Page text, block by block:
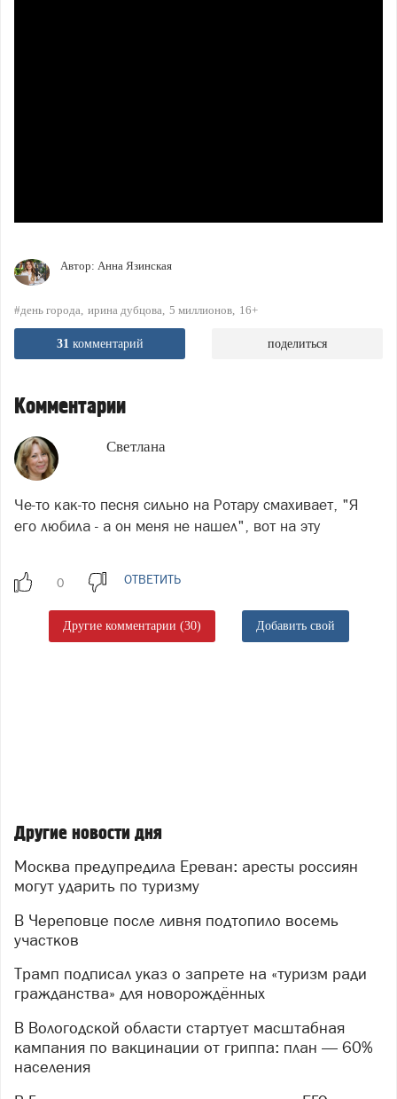
Автор: Анна Язинская
#день города ирина дубцова 5 миллионов 16+
31 комментарий поделиться
Комментарии
Светлана
Че-то как-то песня сильно на Ротару смахивает, "Я
его любила - а он меня не нашел", вот на эту
ОТВЕТИТЬ
Другие комментарии (30) Добавить свой
Другие новости дня
Москва предупредила Ереван: аресты россиян
могут ударить по туризму
В Череповце после ливня подтопило восемь
участков
Трамп подписал указ о запрете на «туризм ради
гражданства» для новорождённых
В Вологодской области стартует масштабная
кампания по вакцинации от гриппа: план — 60%
населения